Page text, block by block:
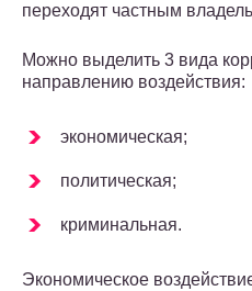
переходят частным
Можно выделить 3 вида
направлению воздействия:
экономическая;
политическая;
криминальная.
Экономическое